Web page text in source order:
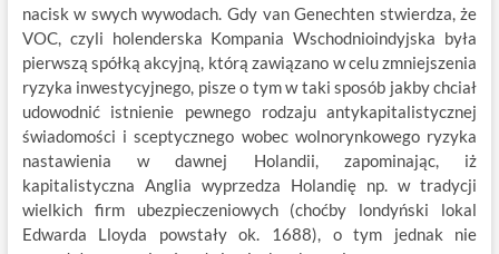
nacisk w swych wywodach. Gdy van Genechten stwierdza, że
VOC, czyli holenderska Kompania Wschodnioindyjska była
pierwszą spółką akcyjną, którą zawiązano w celu zmniejszenia
ryzyka inwestycyjnego, pisze o tym w taki sposób jakby chciał
udowodnić istnienie pewnego rodzaju antykapitalistycznej
świadomości i sceptycznego wobec wolnorynkowego ryzyka
nastawienia w dawnej Holandii, zapominając, iż
kapitalistyczna Anglia wyprzedza Holandię np. w tradycji
wielkich firm ubezpieczeniowych (choćby londyński lokal
Edwarda Lloyda powstały ok. 1688), o tym jednak nie